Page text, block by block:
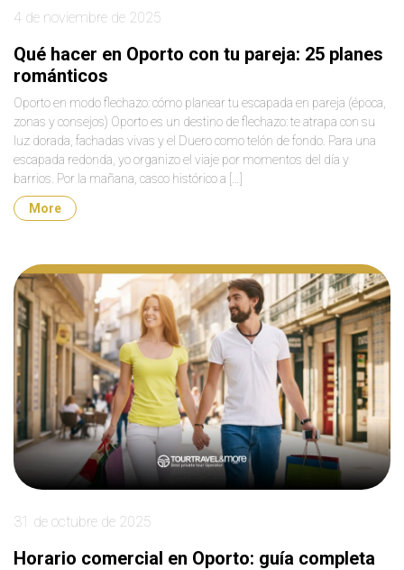
4 de noviembre de 2025
Qué hacer en Oporto con tu pareja: 25 planes
románticos
Oporto en modo flechazo: cómo planear tu escapada en pareja (época,
zonas y consejos) Oporto es un destino de flechazo: te atrapa con su
luz dorada, fachadas vivas y el Duero como telón de fondo. Para una
escapada redonda, yo organizo el viaje por momentos del día y
barrios. Por la mañana, casco histórico a […]
More
31 de octubre de 2025
Horario comercial en Oporto: guía completa